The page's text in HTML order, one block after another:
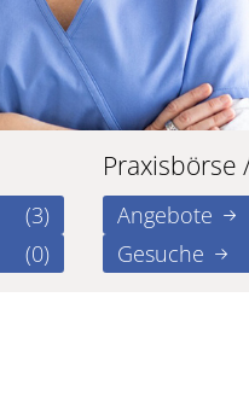
(3)
(0)
Praxisbörse
Angebote
Gesuche